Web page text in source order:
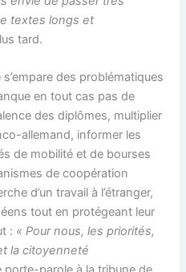
textes longs et
tard.
s’empare des problématiques
en tout cas pas de
des diplômes, multiplier
allemand, informer les
de mobilité et de bourses
de coopération
d’un travail à l’étranger,
tout en protégeant leur
: « Pour nous, les priorités,
la citoyenneté